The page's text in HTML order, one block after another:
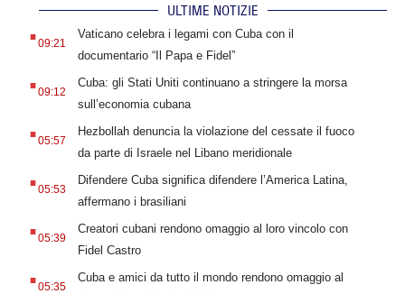
ULTIME NOTIZIE
.09:21
Vaticano celebra i legami con Cuba con il
documentario “Il Papa e Fidel”
.09:12
Cuba: gli Stati Uniti continuano a stringere la morsa
sull’economia cubana
.05:57
Hezbollah denuncia la violazione del cessate il fuoco
da parte di Israele nel Libano meridionale
.05:53
Difendere Cuba significa difendere l’America Latina,
affermano i brasiliani
.05:39
Creatori cubani rendono omaggio al loro vincolo con
Fidel Castro
.05:35
Cuba e amici da tutto il mondo rendono omaggio al